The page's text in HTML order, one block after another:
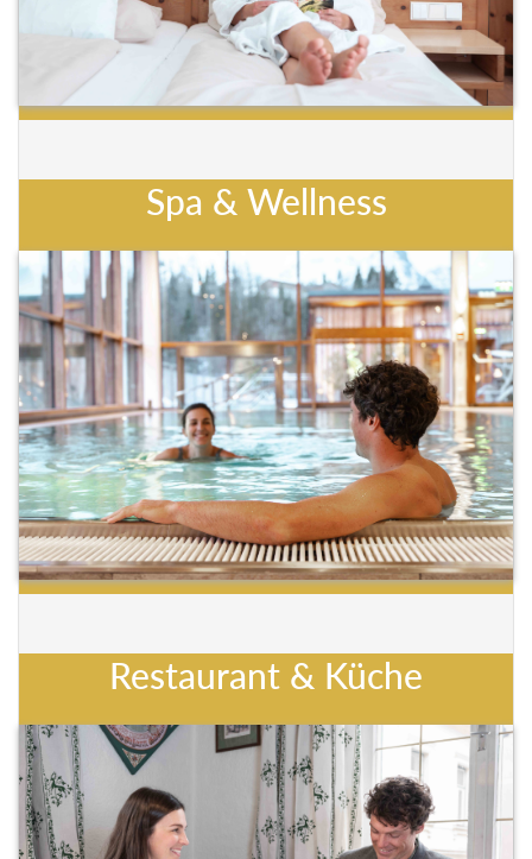
Spa & Wellness
Restaurant & Küche